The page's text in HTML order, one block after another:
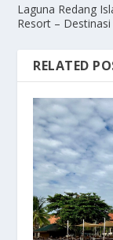
Laguna Redang
Resort –
RELATED